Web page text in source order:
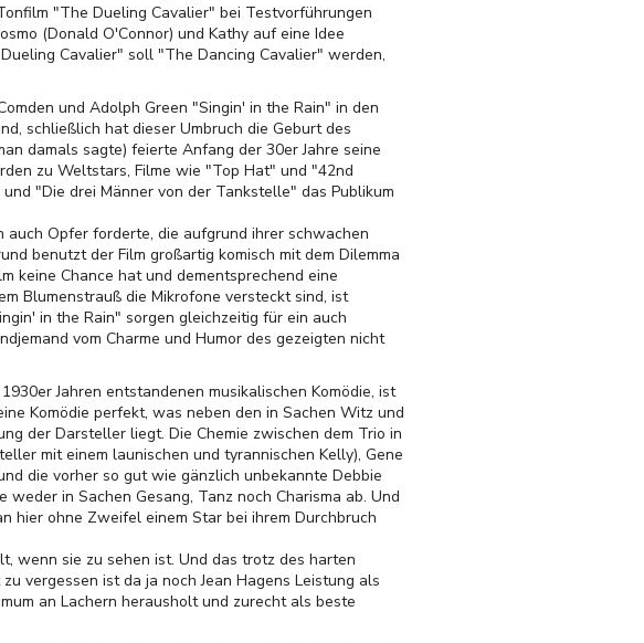
"The Dueling Cavalier" bei Testvorführungen
(Donald O'Connor) und Kathy auf eine Idee
Cavalier" soll "The Dancing Cavalier" werden,
und Adolph Green "Singin' in the Rain" in den
schließlich hat dieser Umbruch die Geburt des
damals sagte) feierte Anfang der 30er Jahre seine
zu Weltstars, Filme wie "Top Hat" und "42nd
"Die drei Männer von der Tankstelle" das Publikum
Opfer forderte, die aufgrund ihrer schwachen
benutzt der Film großartig komisch mit dem Dilemma
keine Chance hat und dementsprechend eine
Blumenstrauß die Mikrofone versteckt sind, ist
in the Rain" sorgen gleichzeitig für ein auch
vom Charme und Humor des gezeigten nicht
Jahren entstandenen musikalischen Komödie, ist
Komödie perfekt, was neben den in Sachen Witz und
der Darsteller liegt. Die Chemie zwischen dem Trio in
mit einem launischen und tyrannischen Kelly), Gene
die vorher so gut wie gänzlich unbekannte Debbie
in Sachen Gesang, Tanz noch Charisma ab. Und
hier ohne Zweifel einem Star bei ihrem Durchbruch
wenn sie zu sehen ist. Und das trotz des harten
vergessen ist da ja noch Jean Hagens Leistung als
an Lachern herausholt und zurecht als beste